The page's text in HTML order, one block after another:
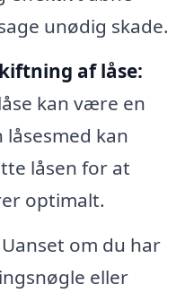
unødig skade.
af låse:
kan være en
låsesmed kan
låsen for at
optimalt.
Uanset om du har
eller